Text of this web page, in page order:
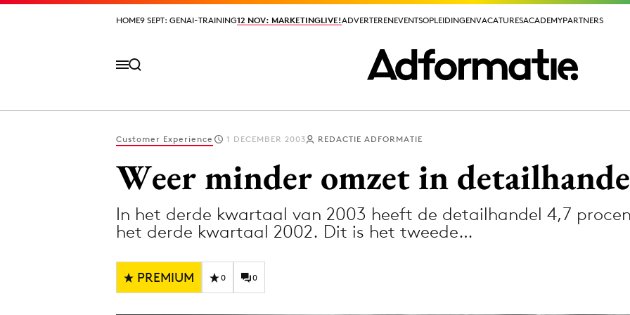
HOME9 SEPT: GENAI-TRAINING12 NOV: MARKETINGLIVE!ADVERTERENEVENTSOPLEIDINGENVACATURESACADEMYPARTNERS
HOME9 SEPT: GENAI-TRAINING12 NOV: MARKETINGLIVE!ADVERTERENEVENTSOPLEIDINGENVACATURESACADEMYPARTNERS
Digital transformation
Diversiteit
Customer Experience 1 DECEMBER 2003 REDACTIE ADFORMATIE
Weer minder omzet in
In het derde kwartaal van 2003 heeft de detailhandel 4,7
het derde kwartaal 2002. Dit is het tweede…
PREMIUM 0 0